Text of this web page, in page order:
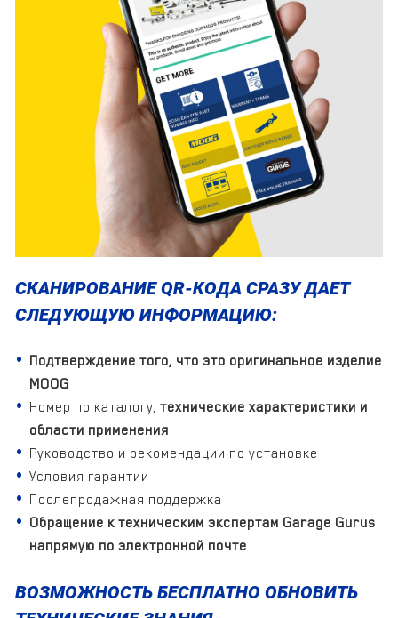
СКАНИРОВАНИЕ QR-КОДА СРАЗУ ДАЕТ
СЛЕДУЮЩУЮ ИНФОРМАЦИЮ:
Подтверждение того, что это оригинальное изделие
MOOG
Номер по каталогу, технические характеристики и
области применения
Руководство и рекомендации по установке
Условия гарантии
Послепродажная поддержка
Обращение к техническим экспертам Garage Gurus
напрямую по электронной почте
ВОЗМОЖНОСТЬ БЕСПЛАТНО ОБНОВИТЬ